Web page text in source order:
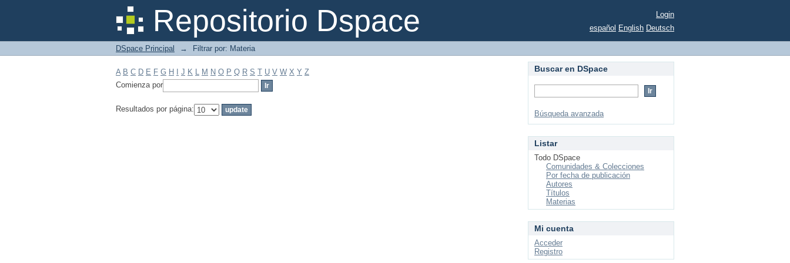
Repositorio Dspace
Filtrar por: Materia
Login
español English Deutsch
DSpace Principal → Filtrar por: Materia
A B C D E F G H J K L M N O P Q R S T U V W X Y Z
Comienza por
Resultados por página:
Buscar en DSpace
Búsqueda avanzada
Listar
Todo DSpace
Comunidades & Colecciones
Por fecha de publicación
Autores
Títulos
Materias
Mi cuenta
Acceder
Registro